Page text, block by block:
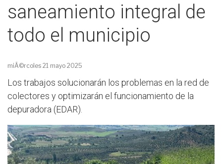
saneamiento integral de
todo el municipio
miÃ©rcoles 21 mayo 2025
Los trabajos solucionarán los problemas en la red de
colectores y optimizarán el funcionamiento de la
depuradora (EDAR).